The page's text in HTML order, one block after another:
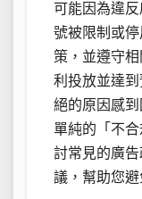
可能因為違
號被限制或
策，並遵守
利投放並達
絕的原因感
單純的「不
討常見的廣
議，幫助您避